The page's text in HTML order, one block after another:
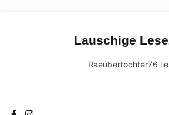
Lauschige
Raeubertochter76